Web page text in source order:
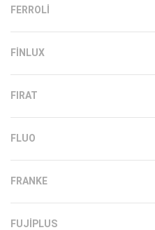
FERROLI
FINLUX
FIRAT
FLUO
FRANKE
FUJIPLUS